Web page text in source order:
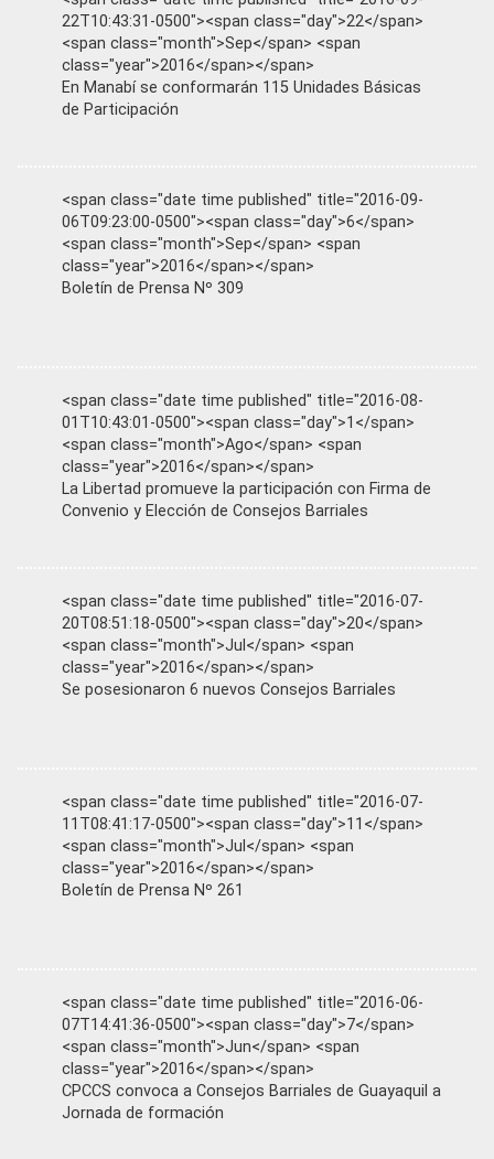
22T10:43:31-0500"><span class="day">22</span>
<span class="month">Sep</span> <span
class="year">2016</span></span>
En Manabí se conformarán 115 Unidades Básicas
de Participación
<span class="date time published" title="2016-09-
06T09:23:00-0500"><span class="day">6</span>
<span class="month">Sep</span> <span
class="year">2016</span></span>
Boletín de Prensa Nº 309
<span class="date time published" title="2016-08-
01T10:43:01-0500"><span class="day">1</span>
<span class="month">Ago</span> <span
class="year">2016</span></span>
La Libertad promueve la participación con Firma de
Convenio y Elección de Consejos Barriales
<span class="date time published" title="2016-07-
20T08:51:18-0500"><span class="day">20</span>
<span class="month">Jul</span> <span
class="year">2016</span></span>
Se posesionaron 6 nuevos Consejos Barriales
<span class="date time published" title="2016-07-
11T08:41:17-0500"><span class="day">11</span>
<span class="month">Jul</span> <span
class="year">2016</span></span>
Boletín de Prensa Nº 261
<span class="date time published" title="2016-06-
07T14:41:36-0500"><span class="day">7</span>
<span class="month">Jun</span> <span
class="year">2016</span></span>
CPCCS convoca a Consejos Barriales de Guayaquil a
Jornada de formación